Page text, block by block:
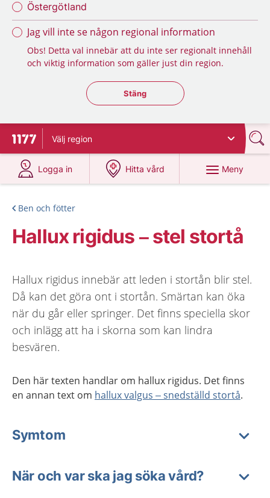
Östergötland
Jag vill inte se någon regional information
Obs! Detta val innebär att du inte ser regionalt innehåll
och viktig information som gäller just din region.
Stäng regionsväljaren
Stäng
Till startsidan för 1177
Välj region
Logga in
på 1177.se
Hitta vård
på 1177.se
Meny
Ben och fötter
Hallux rigidus – stel stortå
Hallux rigidus innebär att leden i stortån blir stel.
Då kan det göra ont i stortån. Smärtan kan öka
när du går eller springer. Det finns speciella skor
och inlägg att ha i skorna som kan lindra
besvären.
Den här texten handlar om hallux rigidus. Det finns
en annan text om hallux valgus – snedställd stortå.
Symtom
När och var ska jag söka vård?